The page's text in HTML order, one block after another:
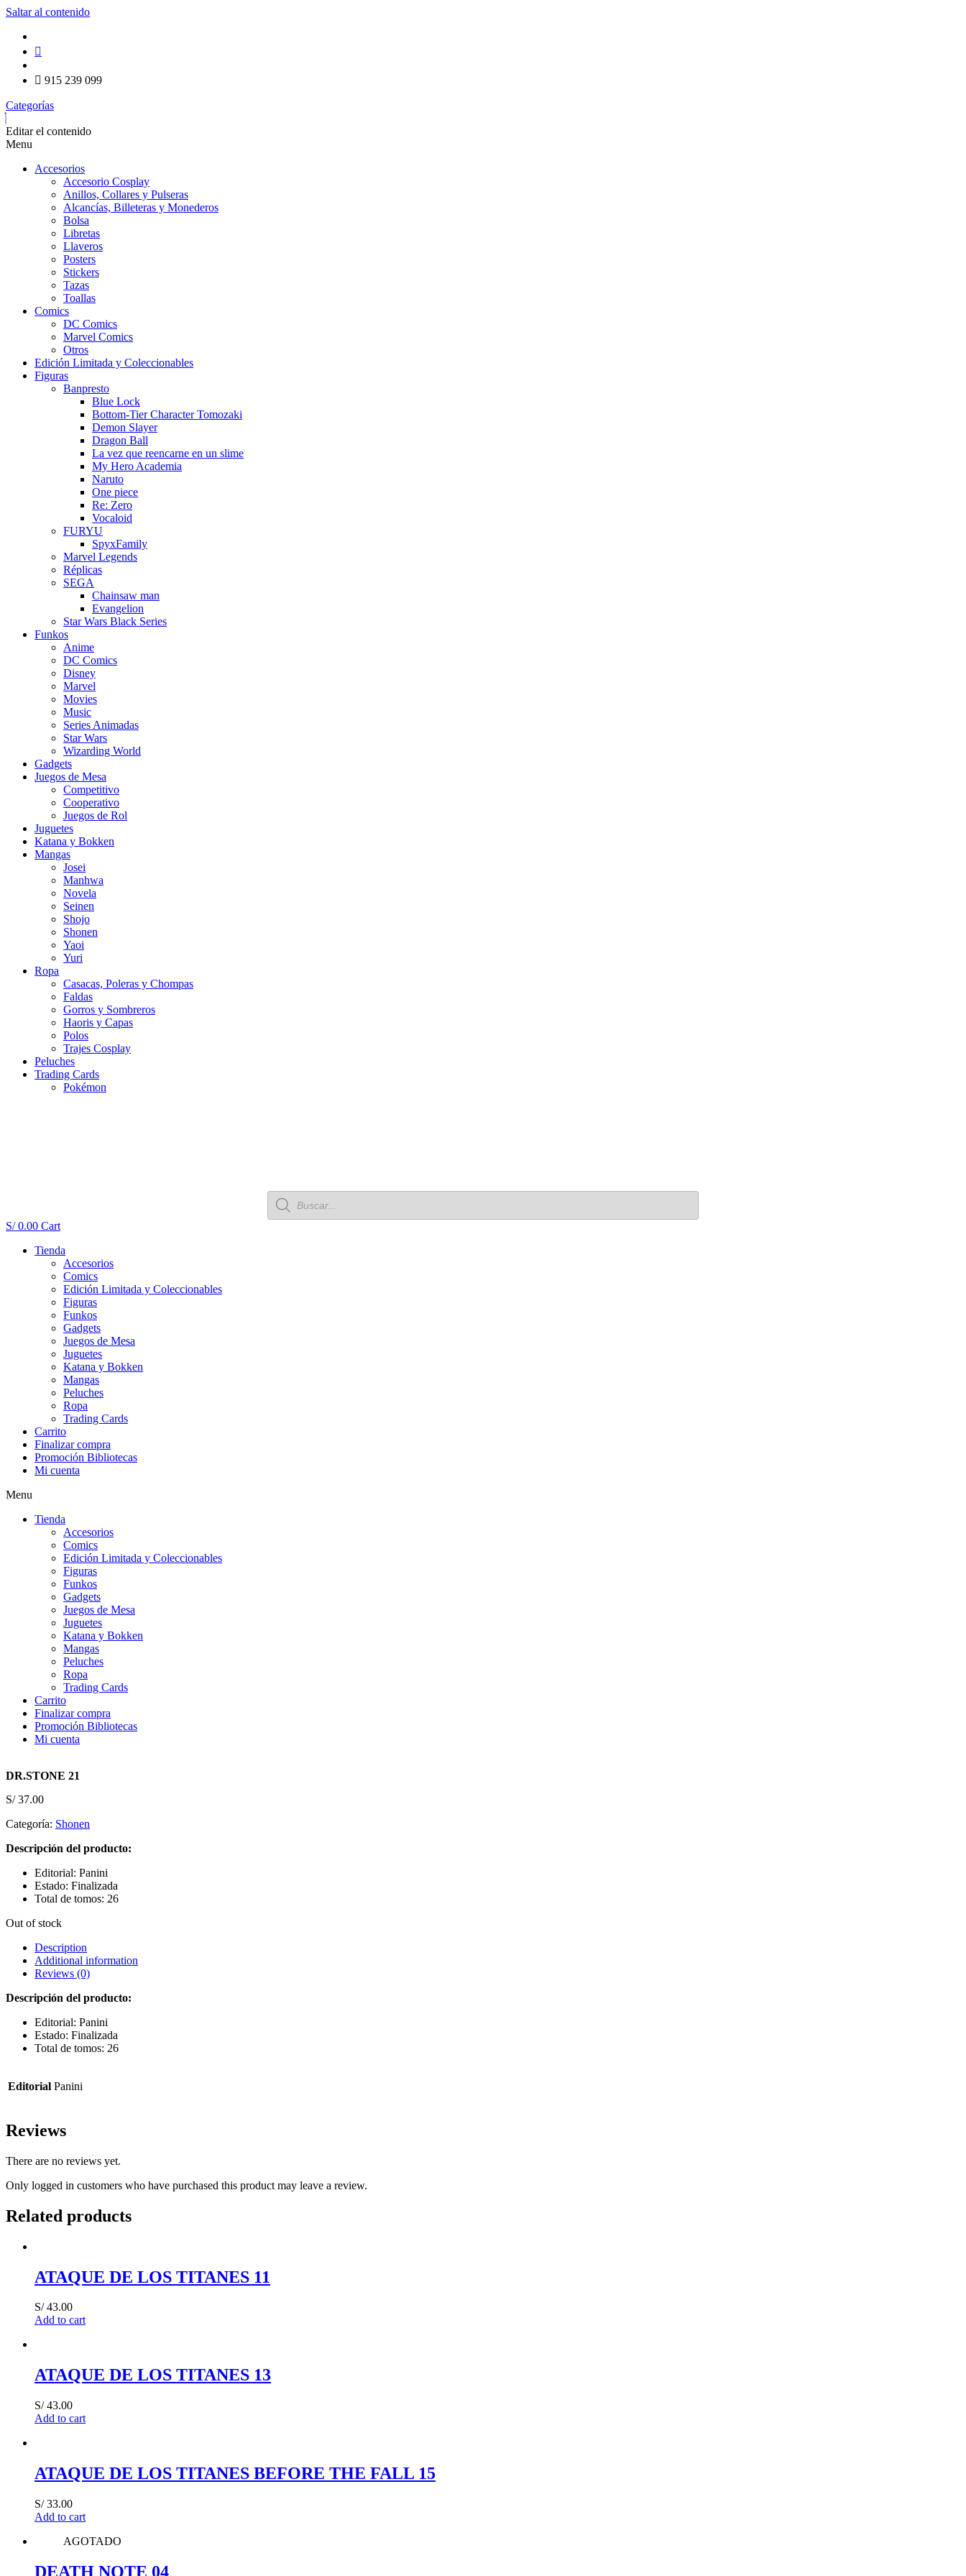
Saltar al contenido
915 239 099
Categorías
Editar el contenido
Menu
Accesorios
Accesorio Cosplay
Anillos, Collares y Pulseras
Alcancías, Billeteras y Monederos
Bolsa
Libretas
Llaveros
Posters
Stickers
Tazas
Toallas
Comics
DC Comics
Marvel Comics
Otros
Edición Limitada y Coleccionables
Figuras
Banpresto
Blue Lock
Bottom-Tier Character Tomozaki
Demon Slayer
Dragon Ball
La vez que reencarne en un slime
My Hero Academia
Naruto
One piece
Re: Zero
Vocaloid
FURYU
SpyxFamily
Marvel Legends
Réplicas
SEGA
Chainsaw man
Evangelion
Star Wars Black Series
Funkos
Anime
DC Comics
Disney
Marvel
Movies
Music
Series Animadas
Star Wars
Wizarding World
Gadgets
Juegos de Mesa
Competitivo
Cooperativo
Juegos de Rol
Juguetes
Katana y Bokken
Mangas
Josei
Manhwa
Novela
Seinen
Shojo
Shonen
Yaoi
Yuri
Ropa
Casacas, Poleras y Chompas
Faldas
Gorros y Sombreros
Haoris y Capas
Polos
Trajes Cosplay
Peluches
Trading Cards
Pokémon
Búsqueda
de
productos
S/0.00 Cart
Tienda
Accesorios
Comics
Edición Limitada y Coleccionables
Figuras
Funkos
Gadgets
Juegos de Mesa
Juguetes
Katana y Bokken
Mangas
Peluches
Ropa
Trading Cards
Carrito
Finalizar compra
Promoción Bibliotecas
Mi cuenta
Menu
Tienda
Accesorios
Comics
Edición Limitada y Coleccionables
Figuras
Funkos
Gadgets
Juegos de Mesa
Juguetes
Katana y Bokken
Mangas
Peluches
Ropa
Trading Cards
Carrito
Finalizar compra
Promoción Bibliotecas
Mi cuenta
DR.STONE 21
S/37.00
Categoría: Shonen
Descripción del producto:
Editorial: Panini
Estado: Finalizada
Total de tomos: 26
Out of stock
Description
Additional information
Reviews (0)
Descripción del producto:
Editorial: Panini
Estado: Finalizada
Total de tomos: 26
Editorial Panini
Reviews
There are no reviews yet.
Only logged in customers who have purchased this product may leave a review.
Related products
ATAQUE DE LOS TITANES 11
S/43.00
Add to cart
ATAQUE DE LOS TITANES 13
S/43.00
Add to cart
ATAQUE DE LOS TITANES BEFORE THE FALL 15
S/33.00
Add to cart
AGOTADO
DEATH NOTE 04